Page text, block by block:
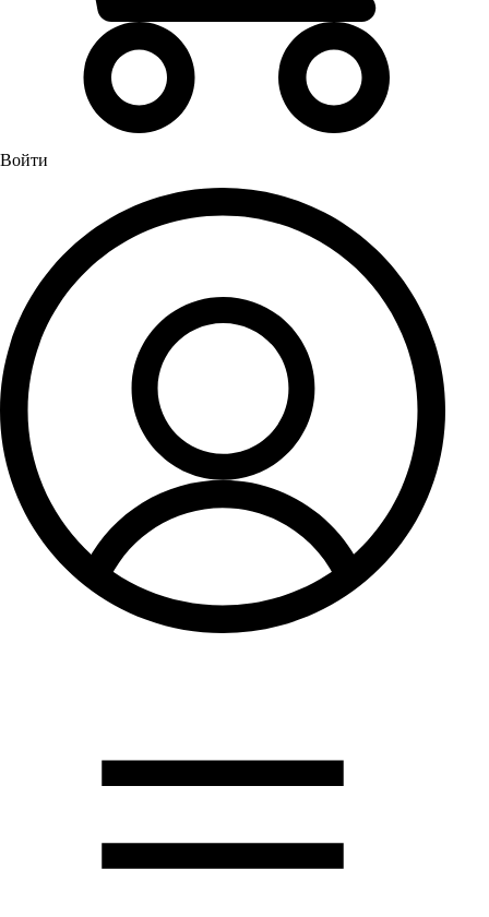
Войти
Газовые водонагреватели
Электрические водонагреватели накопительные
Водоподготовка
Картриджи для фильтров
Магистральные фильтры для воды
Фильтры для воды под мойку
Водоснабжение
Кран шаровый
Крепеж для монтажных труб
Металлопластиковые трубы и фитинги (обжим евростандарт)
Развернуть
Душевые кабины и комплектующие
Душевые двери
Душевые кабины
Душевые перегородки
Развернуть
Задвижки и комплектующие
Задвижки. краны шар. . фланцы